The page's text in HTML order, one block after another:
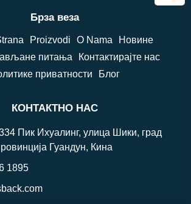
Брза веза
Proizvodi O Nama
Новине
питања
Контактирајте нас
приватности
Блог
КОНТАКТНО НАС
Пик Ихуалинг, улица Шики, град
Гуандун, Кина
1895